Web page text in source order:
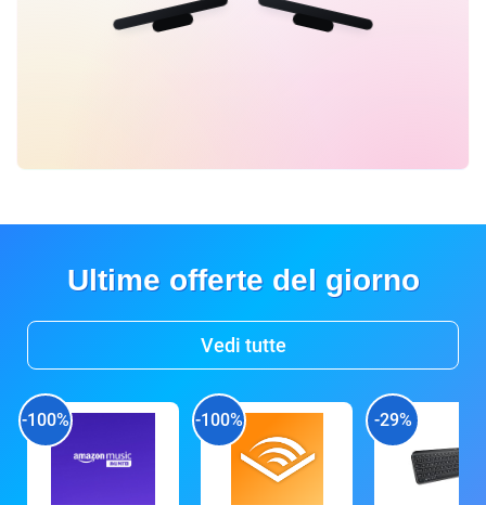
Ultime offerte del giorno
Vedi tutte
-100% -100% -29%